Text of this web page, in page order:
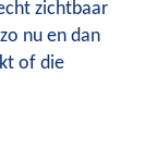
zichtbaar
nu en dan
of die